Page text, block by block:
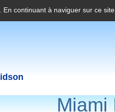
En continuant à naviguer sur ce
Miami